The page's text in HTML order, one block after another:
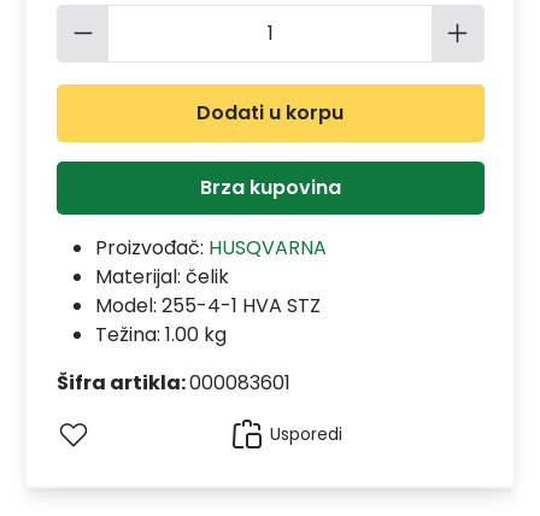
Količina proizvoda: Unesite
Dodati u korpu
Brza kupovina
Proizvođač: HUSQVARNA
Materijal: čelik
Model: 255-4-1 HVA STZ
Težina: 1.00 kg
Šifra artikla:000083601
Usporedi